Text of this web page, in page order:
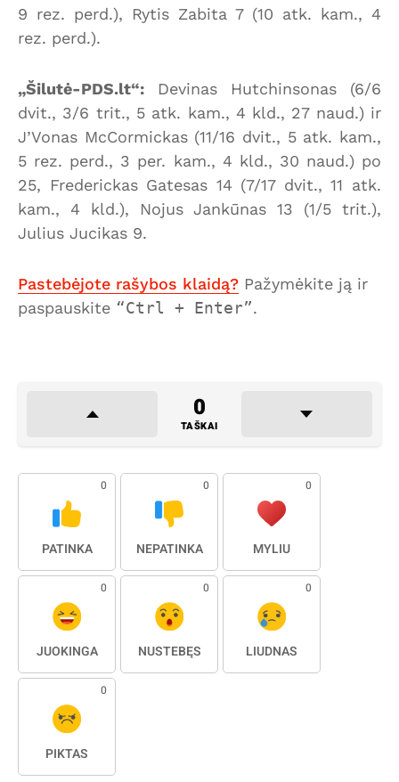
9 rez. perd.), Rytis Zabita 7 (10 atk. kam., 4
rez. perd.).
„Šilutė-PDS.lt“: Devinas Hutchinsonas (6/6
dvit., 3/6 trit., 5 atk. kam., 4 kld., 27 naud.) ir
J’Vonas McCormickas (11/16 dvit., 5 atk. kam.,
5 rez. perd., 3 per. kam., 4 kld., 30 naud.) po
25, Frederickas Gatesas 14 (7/17 dvit., 11 atk.
kam., 4 kld.), Nojus Jankūnas 13 (1/5 trit.),
Julius Jucikas 9.
Pastebėjote rašybos klaidą? Pažymėkite ją ir
paspauskite
Ctrl + Enter .
0
TAŠKAI
0
PATINKA
0
NEPATINKA
0
MYLIU
0
JUOKINGA
0
NUSTEBĘS
0
LIŪDNAS
0
PIKTAS